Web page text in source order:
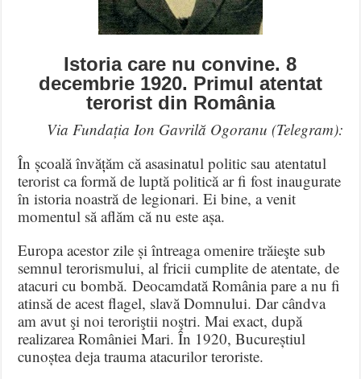
Istoria care nu convine. 8
decembrie 1920. Primul atentat
terorist din România
Via Fundația Ion Gavrilă Ogoranu (Telegram):
În școală învățăm că asasinatul politic sau atentatul
terorist ca formă de luptă politică ar fi fost inaugurate
în istoria noastră de legionari. Ei bine, a venit
momentul să aflăm că nu este așa.
Europa acestor zile și întreaga omenire trăieşte sub
semnul terorismului, al fricii cumplite de atentate, de
atacuri cu bombă. Deocamdată România pare a nu fi
atinsă de acest flagel, slavă Domnului. Dar cândva
am avut şi noi teroriştii noştri. Mai exact, după
realizarea României Mari. În 1920, Bucureștiul
cunoștea deja trauma atacurilor teroriste.